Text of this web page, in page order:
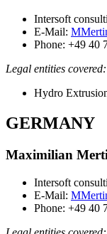
Intersoft
E-Mail:
Phone: +49 40
Legal entities covered:
Hydro
GERMANY
Maximilian
Intersoft
E-Mail:
Phone: +49 40